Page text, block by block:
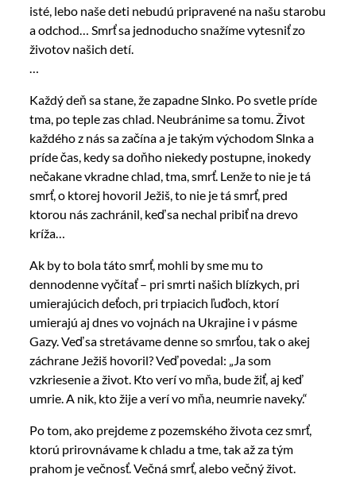
isté, lebo naše deti nebudú pripravené na našu starobu
a odchod… Smrť sa jednoducho snažíme vytesniť zo
životov našich detí.
Každý deň sa stane, že zapadne Slnko. Po svetle príde
tma, po teple zas chlad. Neubránime sa tomu. Život
každého z nás sa začína a je takým východom Slnka a
príde čas, kedy sa doňho niekedy postupne, inokedy
nečakane vkradne chlad, tma, smrť. Lenže to nie je tá
smrť, o ktorej hovoril Ježiš, to nie je tá smrť, pred
ktorou nás zachránil, keď sa nechal pribiť na drevo
kríža…
Ak by to bola táto smrť, mohli by sme mu to
dennodenne vyčítať – pri smrti našich blízkych, pri
umierajúcich deťoch, pri trpiacich ľuďoch, ktorí
umierajú aj dnes vo vojnách na Ukrajine i v pásme
Gazy. Veď sa stretávame denne so smrťou, tak o akej
záchrane Ježiš hovoril? Veď povedal: „Ja som
vzkriesenie a život. Kto verí vo mňa, bude žiť, aj keď
umrie. A nik, kto žije a verí vo mňa, neumrie naveky.“
Po tom, ako prejdeme z pozemského života cez smrť,
ktorú prirovnávame k chladu a tme, tak až za tým
prahom je večnosť. Večná smrť, alebo večný život.